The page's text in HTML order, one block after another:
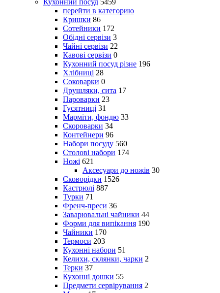
Кухонний посуд 5459
перейти в категорию
Кришки 86
Сотейники 172
Обідні сервізи 3
Чайні сервізи 22
Кавові сервізи 0
Кухонний посуд різне 196
Хлібниці 28
Соковарки 0
Друшляки, сита 17
Пароварки 23
Гусятниці 31
Марміти, фондю 33
Скороварки 34
Контейнери 96
Набори посуду 560
Столові набори 174
Ножі 621
Аксесуари до ножів 30
Сковорідки 1526
Кастрюлі 887
Турки 71
Френч-преси 36
Заварювальні чайники 44
Форми для випікання 190
Чайники 170
Термоси 203
Кухонні набори 51
Келихи, склянки, чарки 2
Терки 37
Кухонні дошки 55
Предмети сервірування 2